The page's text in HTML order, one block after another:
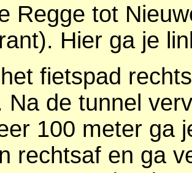
Regge tot
Hier ga je
fietspad
Na de tunnel
100 meter ga
rechtsaf en ga